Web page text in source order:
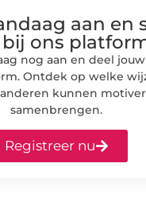
aan en
bij ons
nog aan en deel
Ontdek op welke
kunnen
samenbrengen.
Registreer nu